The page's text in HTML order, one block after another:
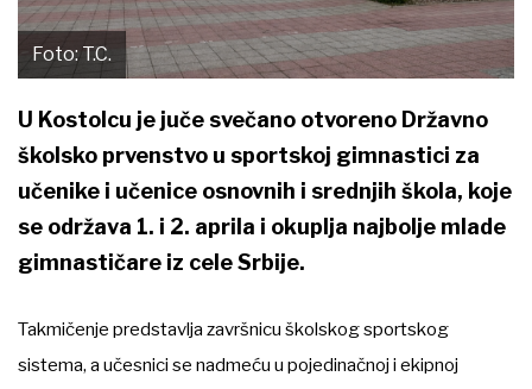
Foto: T.C.
U Kostolcu je juče svečano otvoreno Državno
školsko prvenstvo u sportskoj gimnastici za
učenike i učenice osnovnih i srednjih škola, koje
se održava 1. i 2. aprila i okuplja najbolje mlade
gimnastičare iz cele Srbije.
Takmičenje predstavlja završnicu školskog sportskog
sistema, a učesnici se nadmeću u pojedinačnoj i ekipnoj